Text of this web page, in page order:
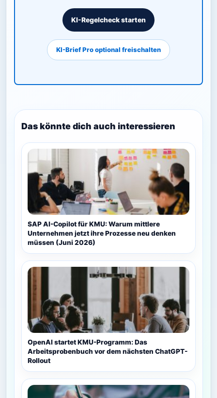
KI-Regelcheck starten
KI-Brief Pro optional freischalten
Das könnte dich auch interessieren
SAP AI-Copilot für KMU: Warum mittlere
Unternehmen jetzt ihre Prozesse neu denken
müssen (Juni 2026)
OpenAI startet KMU-Programm: Das
Arbeitsprobenbuch vor dem nächsten ChatGPT-
Rollout